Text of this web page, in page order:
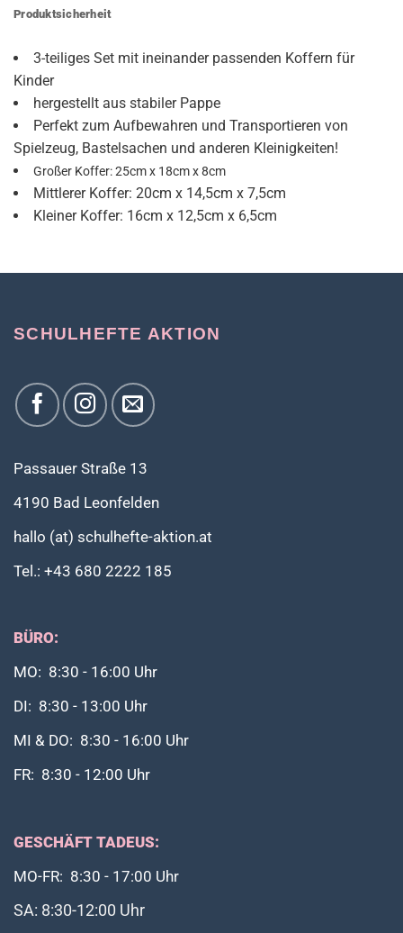
Produktsicherheit
3-teiliges Set mit ineinander passenden Koffern für
Kinder
hergestellt aus stabiler Pappe
Perfekt zum Aufbewahren und Transportieren von
Spielzeug, Bastelsachen und anderen Kleinigkeiten!
Großer Koffer: 25cm x 18cm x 8cm
Mittlerer Koffer: 20cm x 14,5cm x 7,5cm
Kleiner Koffer: 16cm x 12,5cm x 6,5cm
SCHULHEFTE AKTION
Passauer Straße 13
4190 Bad Leonfelden
hallo (at) schulhefte-aktion.at
Tel.: +43 680 2222 185
BÜRO:
MO: 8:30 - 16:00 Uhr
DI: 8:30 - 13:00 Uhr
MI & DO: 8:30 - 16:00 Uhr
FR: 8:30 - 12:00 Uhr
GESCHÄFT TADEUS:
MO-FR: 8:30 - 17:00 Uhr
SA: 8:30-12:00 Uhr